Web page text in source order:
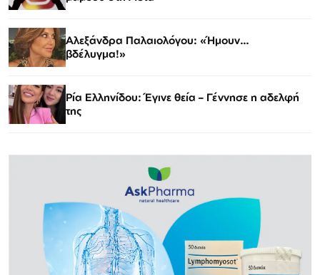
Αλεξάνδρα Παλαιολόγου: «Ήμουν…
βδέλυγμα!»
Ρία Ελληνίδου: Έγινε θεία – Γέννησε η αδελφή
της